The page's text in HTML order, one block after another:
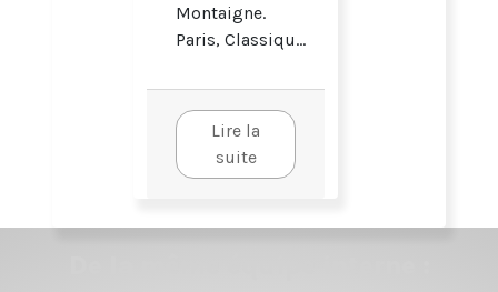
Montaigne.
Paris, Classiqu...
Lire la
suite